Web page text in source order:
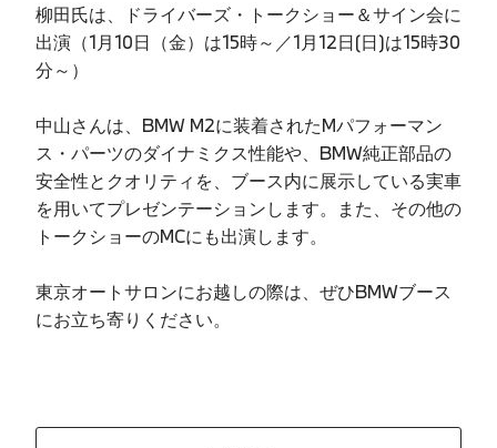
柳田氏は、ドライバーズ・トークショー＆サイン会に
出演（1月10日（金）は15時～／1月12日(日)は15時30
分～）
中山さんは、BMW M2に装着されたMパフォーマン
ス・パーツのダイナミクス性能や、BMW純正部品の
安全性とクオリティを、ブース内に展示している実車
を用いてプレゼンテーションします。また、その他の
トークショーのMCにも出演します。
東京オートサロンにお越しの際は、ぜひBMWブース
にお立ち寄りください。